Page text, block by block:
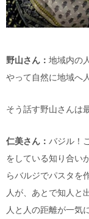
野山さん： 地域内の
やって自然に地域へ
そう話す野山さんは
仁美さん： バジル！
をしている知り合い
らバルジでパスタを
人が、あとで知人と
人と人の距離が一気